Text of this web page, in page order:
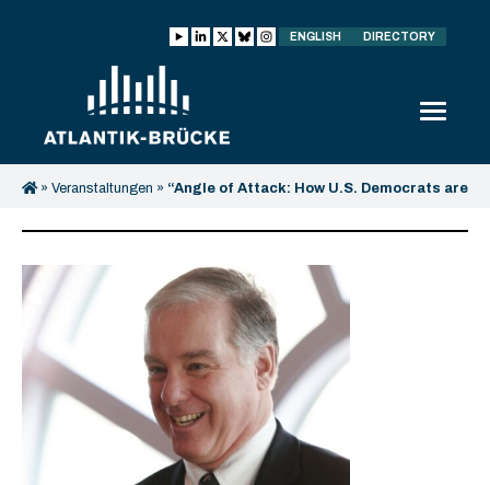
ENGLISH DIRECTORY
» Veranstaltungen » “Angle of Attack: How U.S. Democrats are